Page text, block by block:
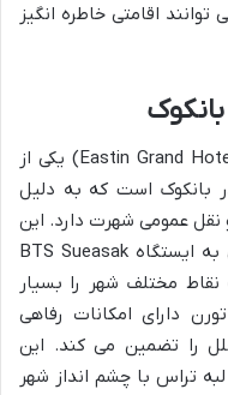
اقامتی خاطره انگیز
هتل ایستین گرند ساتورن (Eastin Grand Hotel Sathorn) یکی از
بانکوک است که به دلیل
عمومی شهرت دارد. این
هتل از طریق یک پل هوایی اختصاصی به ایستگاه BTS Sueasak
مختلف شهر را بسیار
دارای امکانات رفاهی
را تضمین می کند. این
تراس با چشم انداز شهر